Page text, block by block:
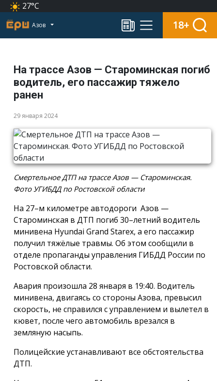
27°C
Азов 18+
На трассе Азов — Староминская погиб
водитель, его пассажир тяжело
ранен
29 января 2024
Смертельное ДТП на трассе Азов — Староминская.
Фото УГИБДД по Ростовской области
На 27–м километре автодороги Азов —
Староминская в ДТП погиб 30–летний водитель
минивена Hyundai Grand Starex, а его пассажир
получил тяжёлые травмы. Об этом сообщили в
отделе пропаганды управления ГИБДД России по
Ростовской области.
Авария произошла 28 января в 19:40. Водитель
минивена, двигаясь со стороны Азова, превысил
скорость, не справился с управлением и вылетел в
кювет, после чего автомобиль врезался в
земляную насыпь.
Полицейские устанавливают все обстоятельства
ДТП.